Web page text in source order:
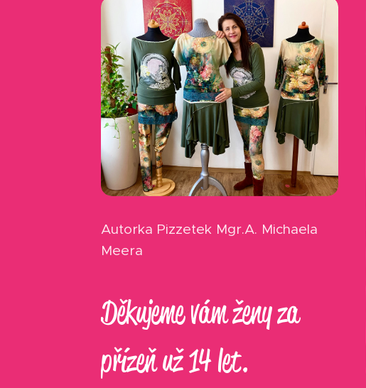
Autorka Pizzetek Mgr.A. Michaela
Meera
Děkujeme vám ženy za
přízeň už 14 let.